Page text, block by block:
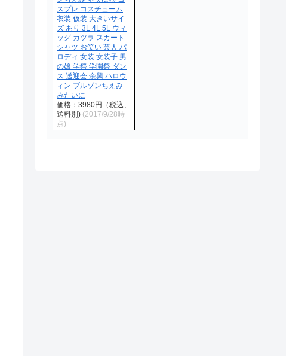
スプレ コスチューム
衣装 仮装 大きいサイ
ズ あり 3L 4L 5L ウィ
ッグ カツラ スカート
シャツ お笑い 芸人 パ
ロディ 女装 女装子 男
の娘 学祭 学園祭 ダン
ス 送迎会 余興 ハロウ
ィン ブルゾンちえみ
みたいに
価格：3980円（税込、
送料別) (2017/9/28時
点)